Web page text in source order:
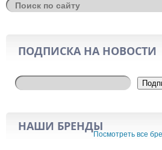
ПОДПИСКА НА НОВОСТИ
НАШИ БРЕНДЫ
Посмотреть все